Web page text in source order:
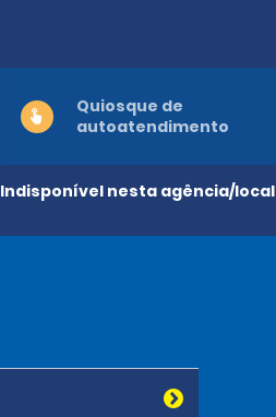
Indisponível nesta agência/local
Quiosque de
autoatendimento